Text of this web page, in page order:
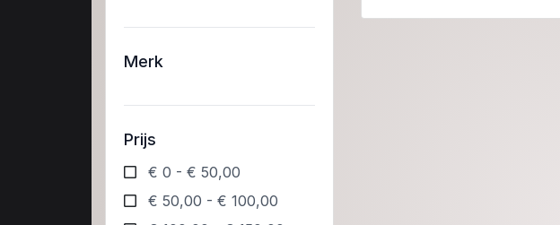
Merk
Prijs
€ 0 - € 50,00
€ 50,00 - € 100,00